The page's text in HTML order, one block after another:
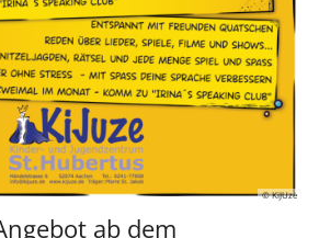
© KiJUze
ab dem